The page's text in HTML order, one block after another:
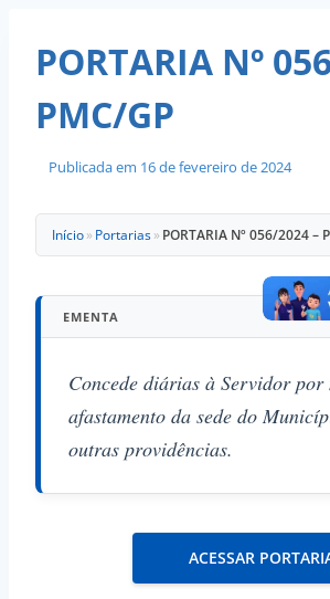
PORTARIA Nº
PMC/GP
Publicada em 16 de fevereiro de 2024
Início» Portarias» PORTARIA Nº 056/2024 –
EMENTA
Concede diárias à Servidor por
afastamento da sede do
outras providências.
ACESSAR